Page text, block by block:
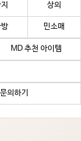
상의
민소매
MD 추천 아이템
문의하기